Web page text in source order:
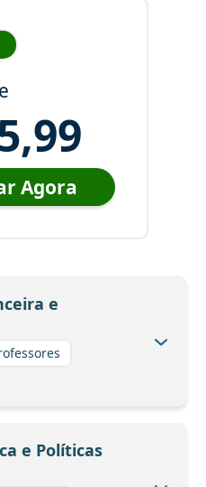
Agora
e
e Políticas